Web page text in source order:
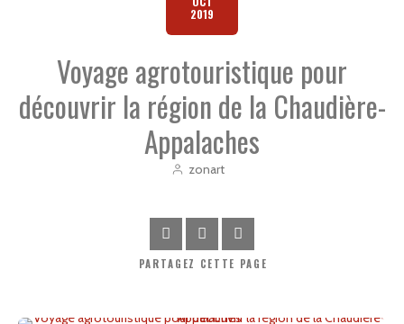
2019
Voyage agrotouristique pour
découvrir la région de la Chaudière-
Appalaches
zonart
PARTAGEZ CETTE PAGE